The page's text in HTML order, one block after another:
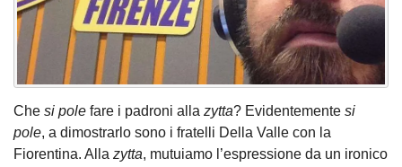
Che si pole fare i padroni alla zytta? Evidentemente si
pole, a dimostrarlo sono i fratelli Della Valle con la
Fiorentina. Alla zytta, mutuiamo l’espressione da un ironico